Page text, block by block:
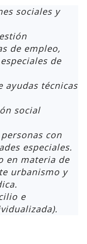
sociales y
de empleo,
de
ayudas técnicas
social
con
especiales.
en materia de
urbanismo y
e